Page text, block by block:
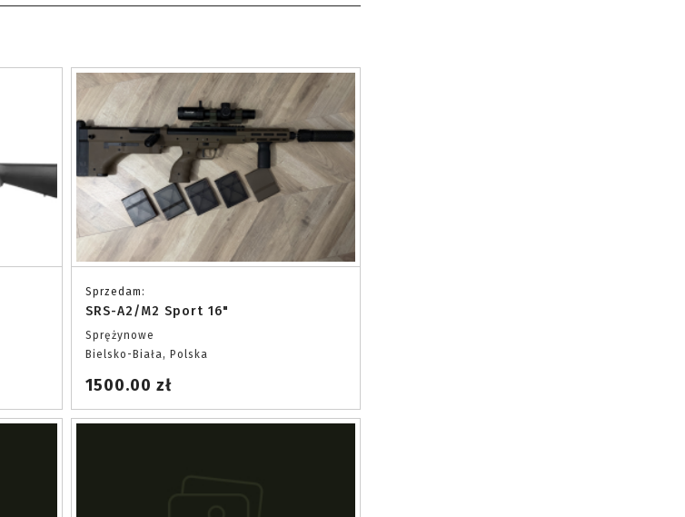
Sprzedam:
SRS-A2/M2 Sport 16"
Sprężynowe
Bielsko-Biała, Polska
1500.00 zł